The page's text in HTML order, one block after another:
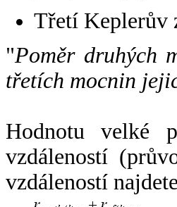
Třetí Keplerův
"Poměr druhých
třetích mocnin
Hodnotu velké
vzdáleností
vzdáleností